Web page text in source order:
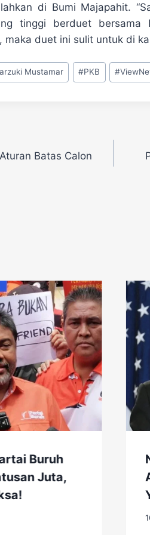
di Bumi Majapahit.
tinggi berduet bersama
duet ini sulit untuk di
Mustamar #PKB #
Batas Calon
Buruh
Juta,